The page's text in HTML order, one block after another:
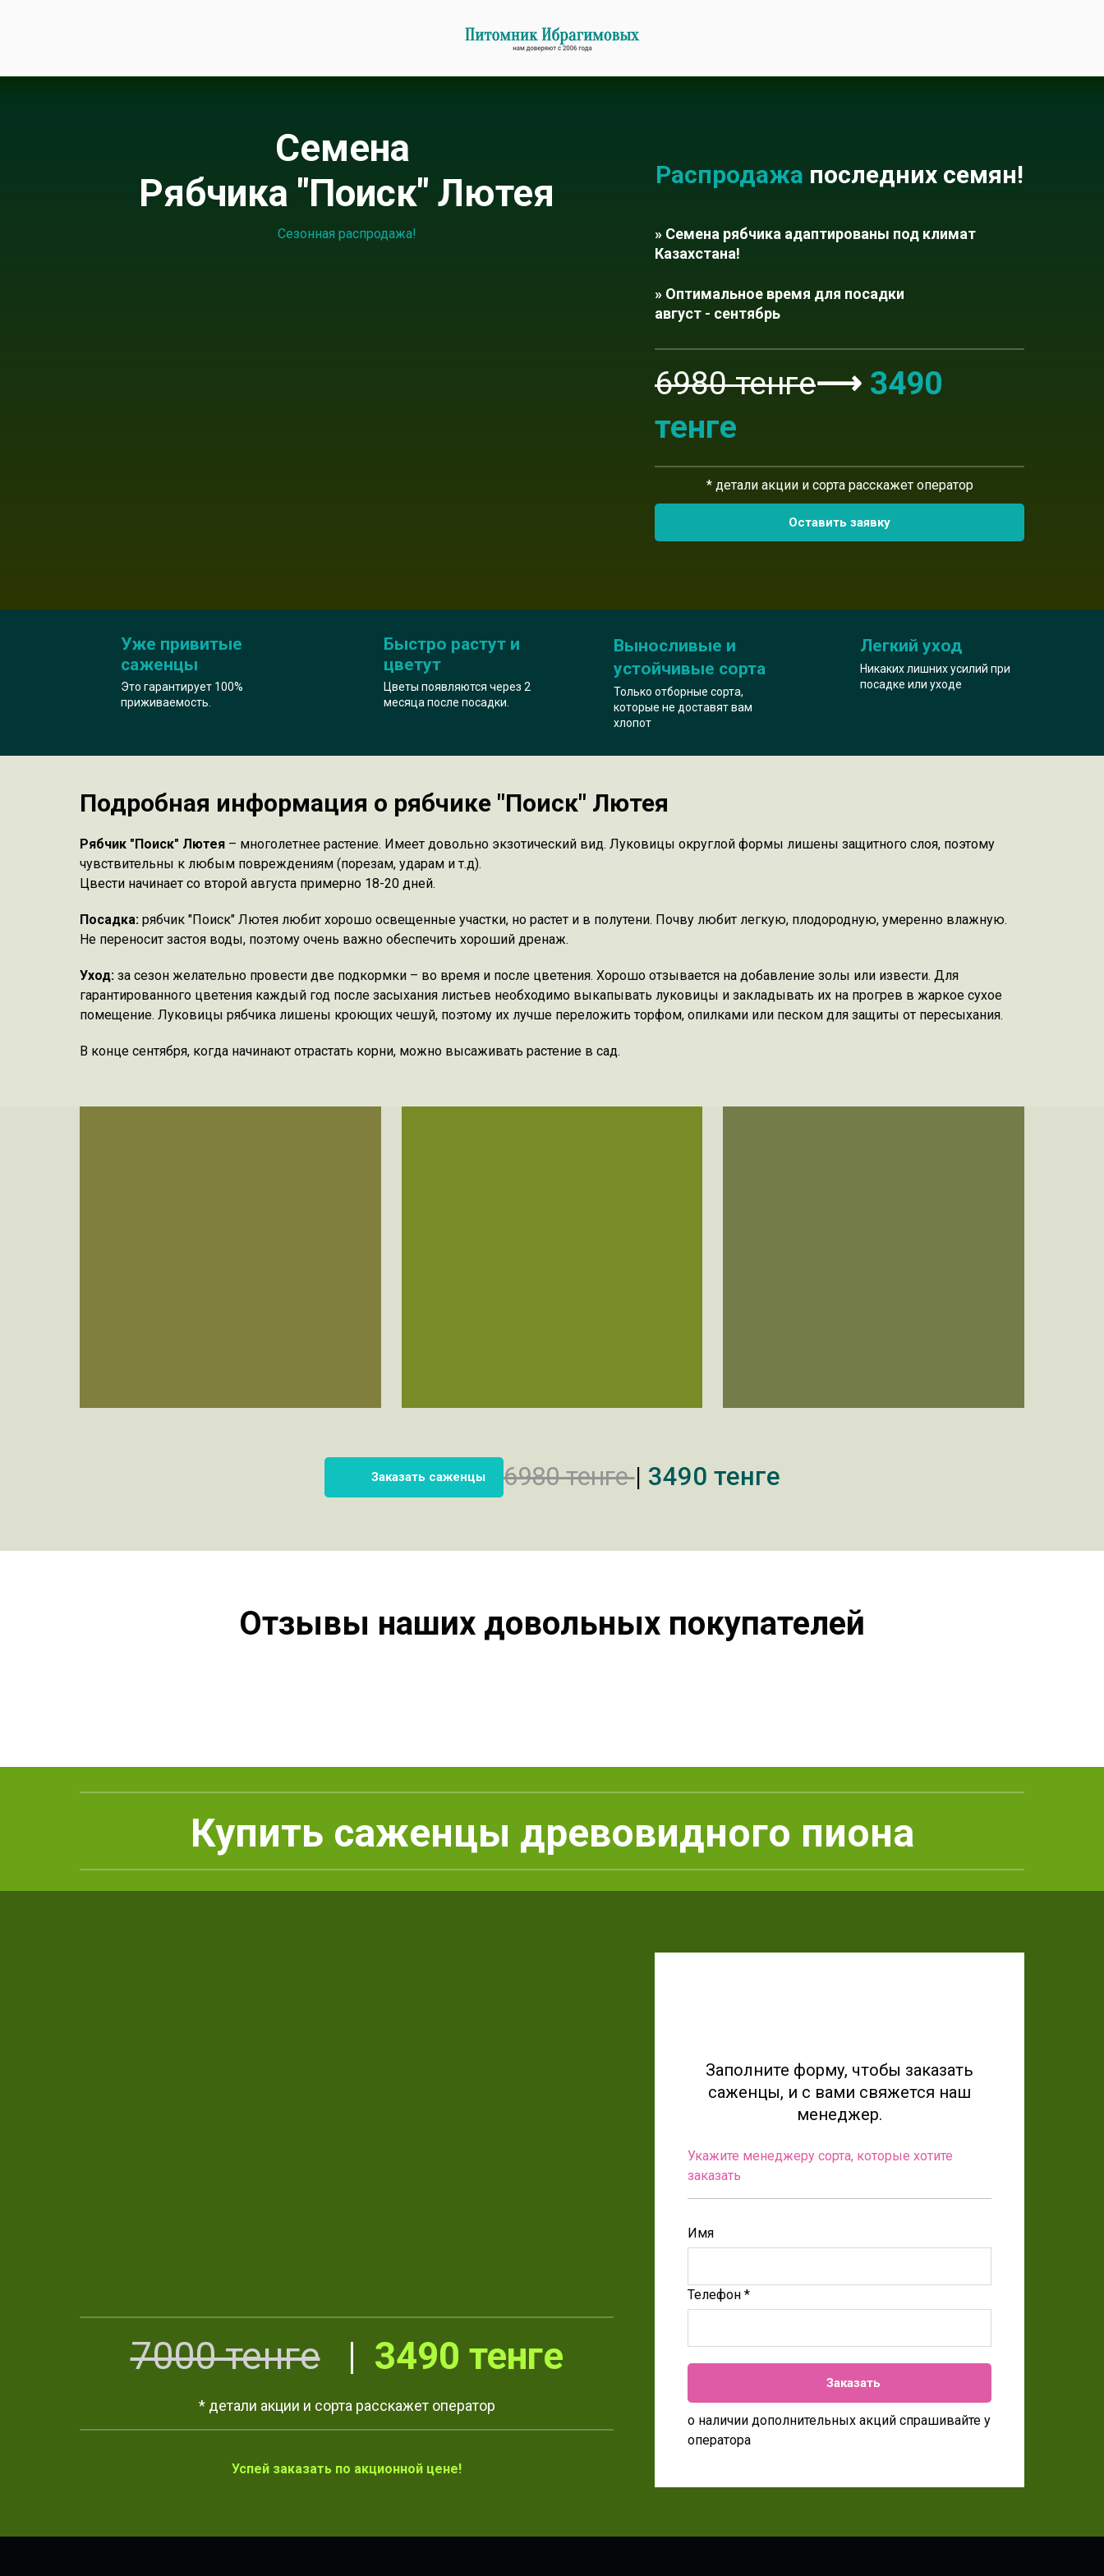
Семена
Рябчика "Поиск" Лютея
Сезонная распродажа!
Распродажа последних семян!
» Семена рябчика адаптированы под климат
Казахстана!
» Оптимальное время для посадки
август - сентябрь
6980тенге⟶ 3490
тенге
* детали акции и сорта расскажет оператор
Оставить заявку
Уже привитые
саженцы
Это гарантирует 100%
приживаемость.
Быстро растут и
цветут
Цветы появляются через 2
месяца после посадки.
Выносливые и
устойчивые сорта
Только отборные сорта,
которые не доставят вам
хлопот
Легкий уход
Никаких лишних усилий при
посадке или уходе
Подробная информация о рябчике "Поиск" Лютея
Рябчик "Поиск" Лютея – многолетнее растение. Имеет довольно экзотический вид. Луковицы округлой формы лишены защитного слоя, поэтому
чувствительны к любым повреждениям (порезам, ударам и т.д).
Цвести начинает со второй августа примерно 18-20 дней.
Посадка: рябчик "Поиск" Лютея любит хорошо освещенные участки, но растет и в полутени. Почву любит легкую, плодородную, умеренно влажную.
Не переносит застоя воды, поэтому очень важно обеспечить хороший дренаж.
Уход: за сезон желательно провести две подкормки – во время и после цветения. Хорошо отзывается на добавление золы или извести. Для
гарантированного цветения каждый год после засыхания листьев необходимо выкапывать луковицы и закладывать их на прогрев в жаркое сухое
помещение. Луковицы рябчика лишены кроющих чешуй, поэтому их лучше переложить торфом, опилками или песком для защиты от пересыхания.
В конце сентября, когда начинают отрастать корни, можно высаживать растение в сад.
Заказать саженцы 6980 тенге| 3490 тенге
Отзывы наших довольных покупателей
Купить саженцы древовидного пиона
7000 тенге | 3490 тенге
* детали акции и сорта расскажет оператор
Успей заказать по акционной цене!
Заполните форму, чтобы заказать
саженцы, и с вами свяжется наш
менеджер.
Укажите менеджеру сорта, которые хотите
заказать
Имя
Телефон *
Заказать
о наличии дополнительных акций спрашивайте у
оператора